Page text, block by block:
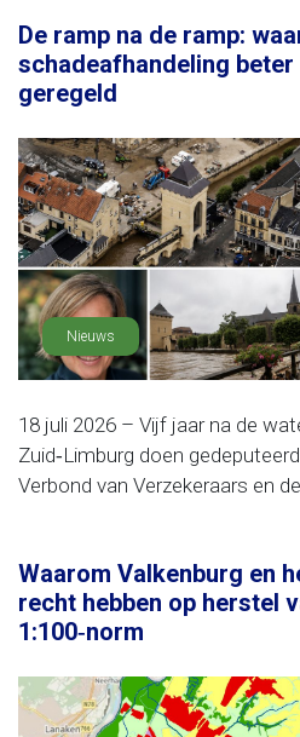
De ramp na de ramp:
schadeafhandeling
geregeld
Nieuws
18 juli 2026 – Vijf jaar na de
Zuid‑Limburg doen
Verbond van Verzekeraars en
Waarom Valkenburg en
recht hebben op herstel
1:100‑norm